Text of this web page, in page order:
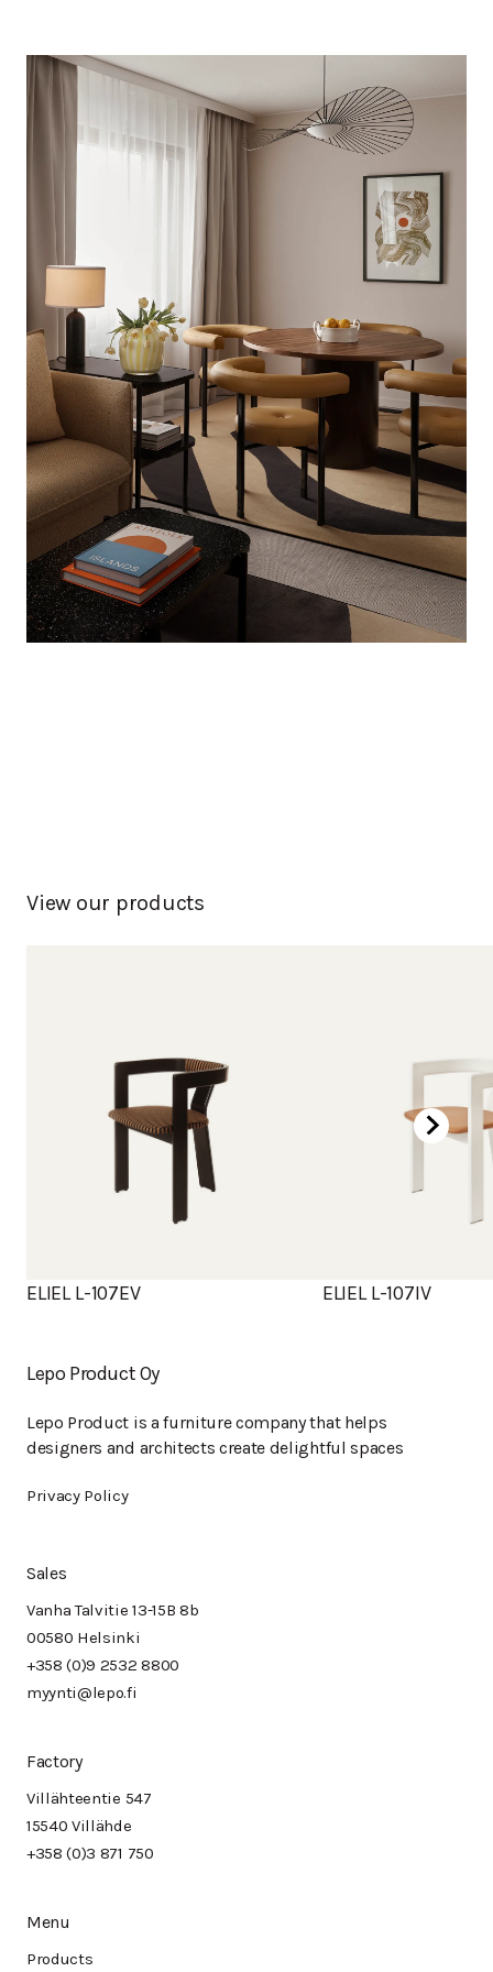
View our products
ELIEL L-107EV ELIEL L-107IV
Lepo Product Oy
Lepo Product is a furniture company that helps
designers and architects create delightful spaces
Privacy Policy
Sales
Vanha Talvitie 13-15B 8b
00580 Helsinki
+358 (0)9 2532 8800
myynti@lepo.fi
Factory
Villähteentie 547
15540 Villähde
+358 (0)3 871 750
Menu
Products